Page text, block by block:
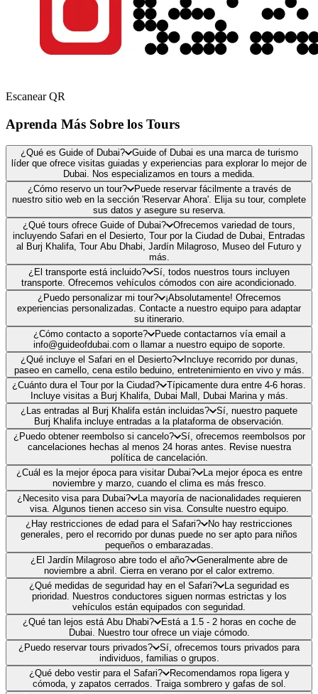
Escanear QR
Aprenda Más Sobre los Tours
¿Qué es Guide of Dubai?
Guide of Dubai es una marca de turismo
líder que ofrece visitas guiadas y experiencias para explorar lo mejor de
Dubai. Nos especializamos en tours a medida.
¿Cómo reservo un tour?
Puede reservar fácilmente a través de
nuestro sitio web en la sección 'Reservar Ahora'. Elija su tour, complete
sus datos y asegure su reserva.
¿Qué tours ofrece Guide of Dubai?
Ofrecemos variedad de tours,
incluyendo Safari en el Desierto, Tour por la Ciudad de Dubai, Entradas
al Burj Khalifa, Tour Abu Dhabi, Jardín Milagroso, Museo del Futuro y
más.
¿El transporte está incluido?
Sí, todos nuestros tours incluyen
transporte. Ofrecemos vehículos cómodos con aire acondicionado.
¿Puedo personalizar mi tour?
¡Absolutamente! Ofrecemos
experiencias personalizadas. Contacte a nuestro equipo para adaptar
su itinerario.
¿Cómo contacto a soporte?
Puede contactarnos vía email a
info@guideofdubai.com o llamar a nuestro equipo de soporte.
¿Qué incluye el Safari en el Desierto?
Incluye recorrido por dunas,
paseo en camello, cena estilo beduino, entretenimiento en vivo y más.
¿Cuánto dura el Tour por la Ciudad?
Típicamente dura entre 4-6 horas.
Incluye visitas a Burj Khalifa, Dubai Mall, Dubai Marina y más.
¿Las entradas al Burj Khalifa están incluidas?
Sí, nuestro paquete
Burj Khalifa incluye entradas a la plataforma de observación.
¿Puedo obtener reembolso si cancelo?
Sí, ofrecemos reembolsos por
cancelaciones hechas al menos 24 horas antes. Revise nuestra
política de cancelación.
¿Cuál es la mejor época para visitar Dubai?
La mejor época es entre
noviembre y marzo, cuando el clima es más fresco.
¿Necesito visa para Dubai?
La mayoría de nacionalidades requieren
visa. Algunos tienen acceso sin visa. Consulte nuestro equipo.
¿Hay restricciones de edad para el Safari?
No hay restricciones
generales, pero el recorrido por dunas puede no ser apto para niños
pequeños o embarazadas.
¿El Jardín Milagroso abre todo el año?
Generalmente abre de
noviembre a abril. Cierra en verano por el calor extremo.
¿Qué medidas de seguridad hay en el Safari?
La seguridad es
prioridad. Nuestros conductores siguen normas estrictas y los
vehículos están equipados con seguridad.
¿Qué tan lejos está Abu Dhabi?
Está a 1.5 - 2 horas en coche de
Dubai. Nuestro tour ofrece un viaje cómodo.
¿Puedo reservar tours privados?
Sí, ofrecemos tours privados para
individuos, familias o grupos.
¿Qué debo vestir para el Safari?
Recomendamos ropa ligera y
cómoda, y zapatos cerrados. Traiga sombrero y gafas de sol.